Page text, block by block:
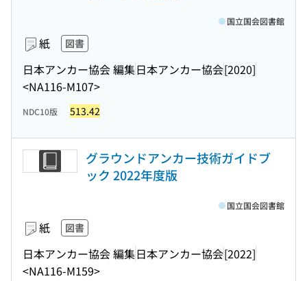
紙 図書
日本アンカー協会 編集日本アンカー協会[2020]
<NA116-M107>
国立国会図書館
NDC10版 513.42
グラウンドアンカー技術ガイドブ
ック 2022年度版
紙 図書
日本アンカー協会 編集日本アンカー協会[2022]
<NA116-M159>
国立国会図書館